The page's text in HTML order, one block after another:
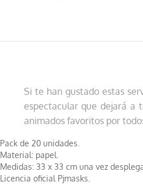
Si te han gustado estas
espectacular que dejará a
animados favoritos por
Pack de 20 unidades.
Material: papel.
Medidas: 33 x 33 cm una vez
Licencia oficial Pjmasks.